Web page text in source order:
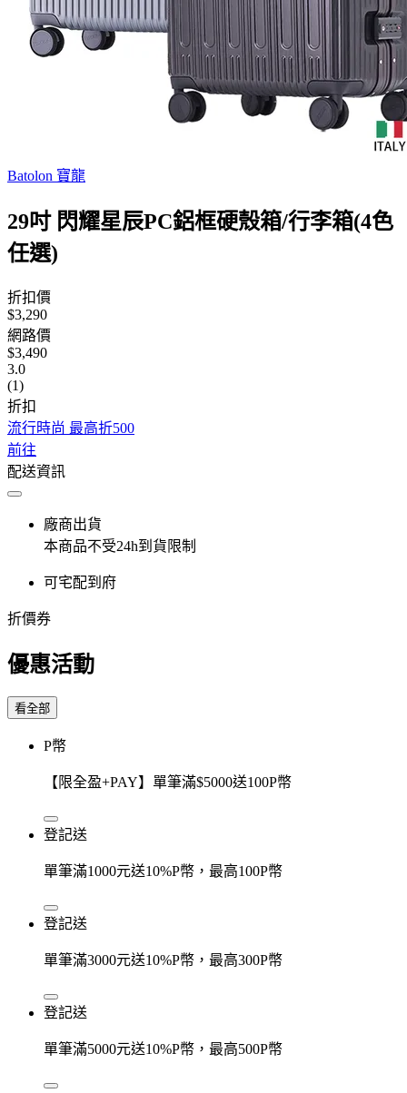
Batolon 寶龍
29吋 閃耀星辰PC鋁框硬殼箱/行李箱(4色
任選)
折扣價
$3,290
網路價
$3,490
3.0
(1)
折扣
流行時尚 最高折500
前往
配送資訊
廠商出貨
本商品不受24h到貨限制
可宅配到府
折價券
優惠活動
看全部
P幣
【限全盈+PAY】單筆滿$5000送100P幣
登記送
單筆滿1000元送10%P幣，最高100P幣
登記送
單筆滿3000元送10%P幣，最高300P幣
登記送
單筆滿5000元送10%P幣，最高500P幣